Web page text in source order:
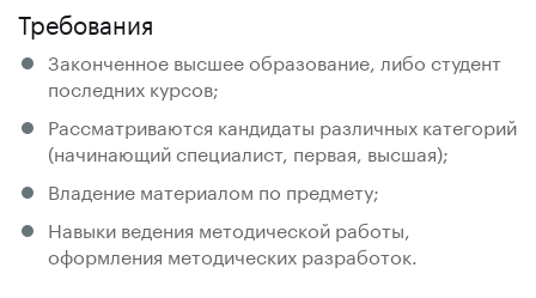
Требования
Законченное высшее образование, либо студент
последних курсов;
Рассматриваются кандидаты различных категорий
(начинающий специалист, первая, высшая);
Владение материалом по предмету;
Навыки ведения методической работы,
оформления методических разработок.